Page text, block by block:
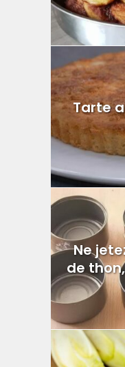
Tarte
Ne
de